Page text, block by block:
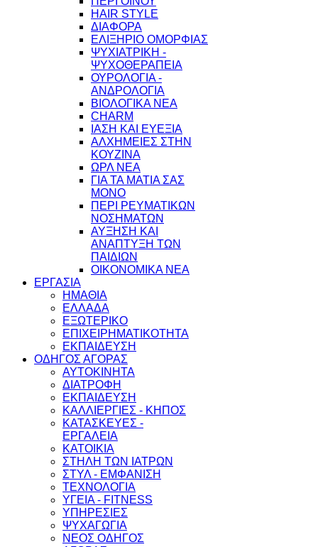
HAIR STYLE
ΔΙΑΦΟΡΑ
ΕΛΙΞΗΡΙΟ ΟΜΟΡΦΙΑΣ
ΨΥΧΙΑΤΡΙΚΗ -
ΨΥΧΟΘΕΡΑΠΕΙΑ
ΟΥΡΟΛΟΓΙΑ -
ΑΝΔΡΟΛΟΓΙΑ
ΒΙΟΛΟΓΙΚΑ ΝΕΑ
CHARM
ΙΑΣΗ ΚΑΙ ΕΥΕΞΙΑ
ΑΛΧΗΜΕΙΕΣ ΣΤΗΝ
ΚΟΥΖΙΝΑ
ΩΡΛ ΝEA
ΓΙΑ ΤΑ ΜΑΤΙΑ ΣΑΣ
ΜΟΝΟ
ΠΕΡΙ ΡΕΥΜΑΤΙΚΩΝ
ΝΟΣΗΜΑΤΩΝ
ΑΥΞΗΣΗ ΚΑΙ
ΑΝΑΠΤΥΞΗ ΤΩΝ
ΠΑΙΔΙΩΝ
ΟΙΚΟΝΟΜΙΚΑ ΝΕΑ
ΕΡΓΑΣΙΑ
ΗΜΑΘΙΑ
ΕΛΛΑΔΑ
ΕΞΩΤΕΡΙΚΟ
ΕΠΙΧΕΙΡΗΜΑΤΙΚΟΤΗΤΑ
ΕΚΠΑΙΔΕΥΣΗ
ΟΔΗΓΟΣ ΑΓΟΡΑΣ
ΑΥΤΟΚΙΝΗΤΑ
ΔΙΑΤΡΟΦΗ
ΕΚΠΑΙΔΕΥΣΗ
ΚΑΛΛΙΕΡΓΙΕΣ - ΚΗΠΟΣ
ΚΑΤΑΣΚΕΥΕΣ -
ΕΡΓΑΛΕΙΑ
ΚΑΤΟΙΚΙΑ
ΣΤΗΛΗ ΤΩΝ ΙΑΤΡΩΝ
ΣΤΥΛ - ΕΜΦΑΝΙΣΗ
ΤΕΧΝΟΛΟΓΙΑ
ΥΓΕΙΑ - FITNESS
ΥΠΗΡΕΣΙΕΣ
ΨΥΧΑΓΩΓΙΑ
ΝΕΟΣ ΟΔΗΓΟΣ